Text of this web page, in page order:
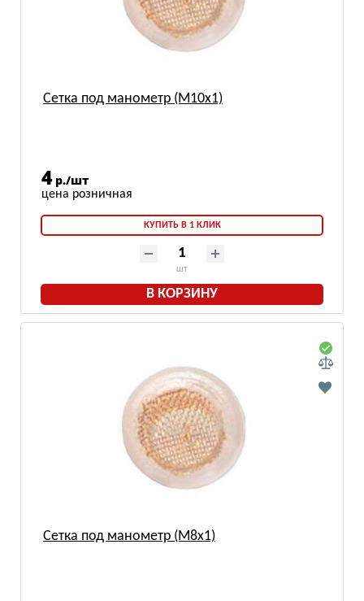
Сетка под манометр (М10х1)
4 р./шт
КУПИТЬ В 1 КЛИК
шт
В КОРЗИНУ
Сетка под манометр (М8х1)